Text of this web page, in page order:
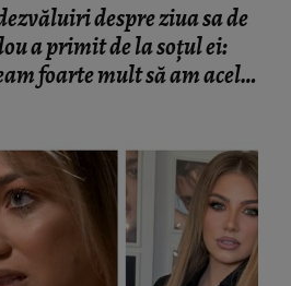
despre ziua sa de
a primit de la soțul ei:
foarte mult să am acele